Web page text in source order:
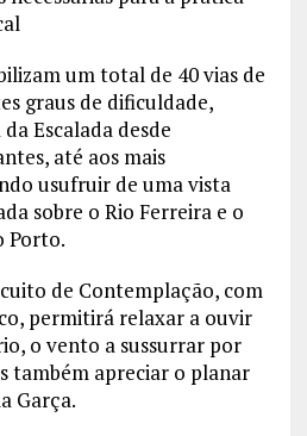
um total de 40 vias de
graus de dificuldade,
Escalada desde
até aos mais
usufruir de uma vista
sobre o Rio Ferreira e o
Porto.
de Contemplação, com
permitirá relaxar a ouvir
o vento a sussurrar por
também apreciar o planar
Garça.